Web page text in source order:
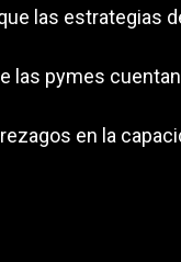
las estrategias
las pymes
en la